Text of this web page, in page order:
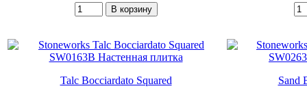
Talc Bocciardato Squared
Sand